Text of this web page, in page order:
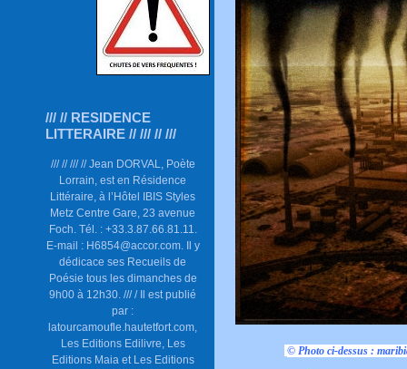
/// // RESIDENCE
LITTERAIRE // /// // ///
/// // /// // Jean DORVAL, Poète
Lorrain, est en Résidence
Littéraire, à l’Hôtel IBIS Styles
Metz Centre Gare, 23 avenue
Foch. Tél. : +33.3.87.66.81.11.
E-mail : H6854@accor.com. Il y
dédicace ses Recueils de
Poésie tous les dimanches de
9h00 à 12h30. /// / Il est publié
par :
latourcamoufle.hautetfort.com,
Les Editions Edilivre, Les
Editions Maia et Les Editions
© Photo ci-dessus :